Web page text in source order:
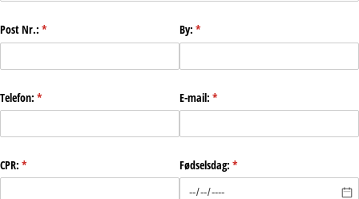
Post Nr.: *
(påkrævet) By: *
(påkrævet)
Telefon: *
(påkrævet) E-mail: *
(påkrævet)
CPR: *
(påkrævet) Fødselsdag: *
(påkrævet)